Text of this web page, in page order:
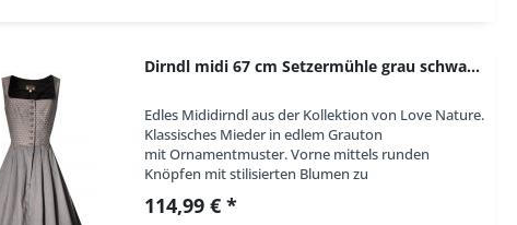
Dirndl midi 67 cm Setzermühle grau schwarz OHNE...
Edles Mididirndl aus der Kollektion von Love Nature.
Klassisches Mieder in edlem Grauton
mit Ornamentmuster. Vorne mittels runden
Knöpfen mit stilisierten Blumen zu
schließen. Den Ausschnitt verziert eine schwarze
Paspel. Der leichte...
114,99 € *